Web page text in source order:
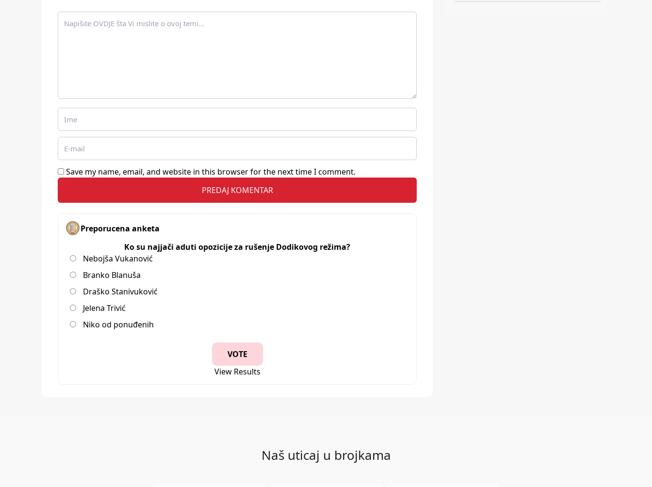
Save my name, email, and website in this browser for the next time I comment.
Preporucena anketa
Ko su najjači aduti opozicije za rušenje Dodikovog režima?
Nebojša Vukanović
Branko Blanuša
Draško Stanivuković
Jelena Trivić
Niko od ponuđenih
View Results
Naš uticaj u brojkama